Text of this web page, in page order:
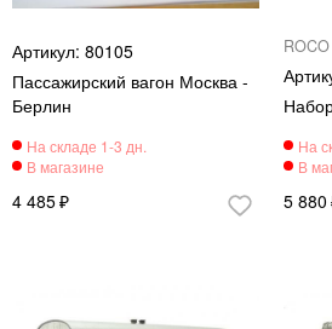
80105
Пассажирский вагон Москва -
Берлин
4 485
ROCO
5 880